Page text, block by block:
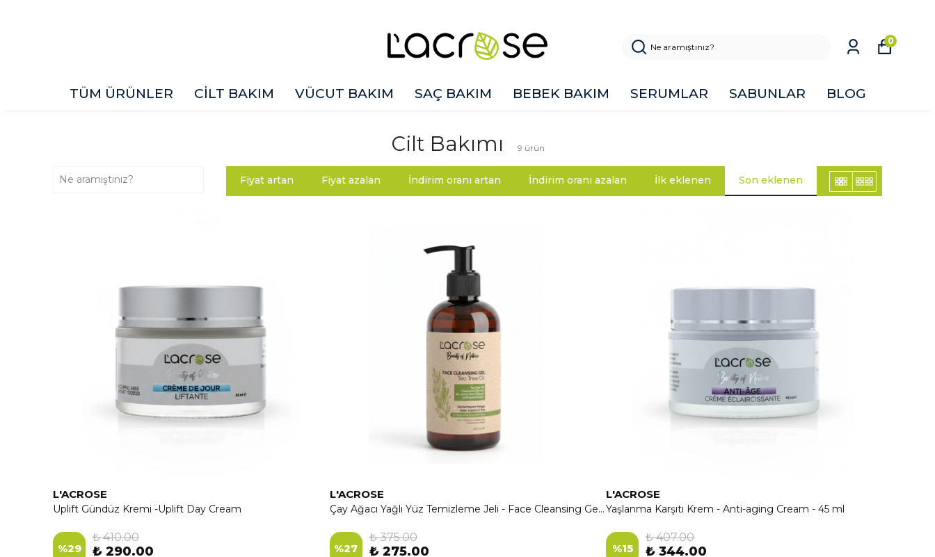
TÜM ÜRÜNLER CİLT BAKIM VÜCUT BAKIM SAÇ BAKIM BEBEK BAKIM SERUMLAR SABUNLAR BLOG
0
Cilt Bakımı 9 ürün
Fiyat artan Fiyat azalan İndirim oranı artan İndirim oranı azalan İlk eklenen Son eklenen
L'ACROSE
Uplift Gündüz Kremi -Uplift Day Cream
%29
₺ 410.00
₺ 290.00
L'ACROSE
Çay Ağacı Yağlı Yüz Temizleme Jeli - Face Cleansing Gel Tea Tree Oil - 250 ML
%27
₺ 375.00
₺ 275.00
L'ACROSE
Yaşlanma Karşıtı Krem - Anti-aging Cream - 45 ml
%15
₺ 407.00
₺ 344.00